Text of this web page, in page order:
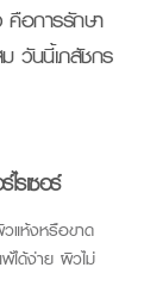
อการรักษา
วันนี้เภสัชกร
รเซอร์
แห้งหรือขาด
ได้ง่าย ผิวไม่